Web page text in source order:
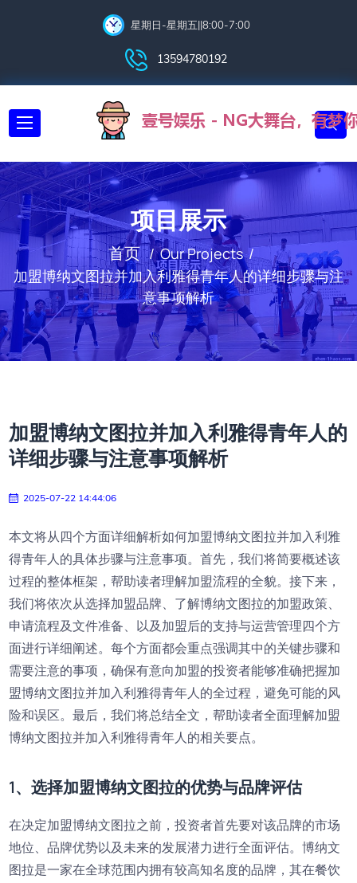
星期日-星期五||8:00-7:00
13594780192
项目展示
首页
Our Projects
加盟博纳文图拉并加入利雅得青年人的详细步骤与注
意事项解析
加盟博纳文图拉并加入利雅得青年人的
详细步骤与注意事项解析
2025-07-22 14:44:06
本文将从四个方面详细解析如何加盟博纳文图拉并加入利雅
得青年人的具体步骤与注意事项。首先，我们将简要概述该
过程的整体框架，帮助读者理解加盟流程的全貌。接下来，
我们将依次从选择加盟品牌、了解博纳文图拉的加盟政策、
申请流程及文件准备、以及加盟后的支持与运营管理四个方
面进行详细阐述。每个方面都会重点强调其中的关键步骤和
需要注意的事项，确保有意向加盟的投资者能够准确把握加
盟博纳文图拉并加入利雅得青年人的全过程，避免可能的风
险和误区。最后，我们将总结全文，帮助读者全面理解加盟
博纳文图拉并加入利雅得青年人的相关要点。
1、选择加盟博纳文图拉的优势与品牌评估
在决定加盟博纳文图拉之前，投资者首先要对该品牌的市场
地位、品牌优势以及未来的发展潜力进行全面评估。博纳文
图拉是一家在全球范围内拥有较高知名度的品牌，其在餐饮